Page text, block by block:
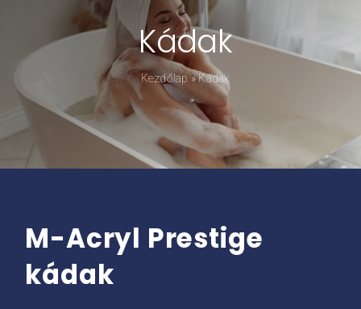
Kádpróba
Prestige-ről
Kapcsolat
Kádak
Kezdőlap»Kádak
M-Acryl Prestige
kádak